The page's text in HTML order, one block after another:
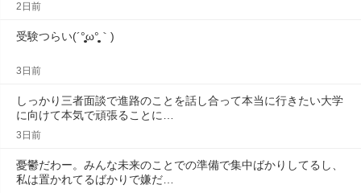
2日前
受験つらい(´°̥̥̥̥̥̥̥̥ω°̥̥̥̥̥̥̥̥｀)
3日前
しっかり三者面談で進路のことを話し合って本当に行きたい大学
に向けて本気で頑張ることに…
3日前
憂鬱だわー。みんな未来のことでの準備で集中ばかりしてるし、
私は置かれてるばかりで嫌だ…